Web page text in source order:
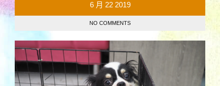
6 月 22 2019
NO COMMENTS